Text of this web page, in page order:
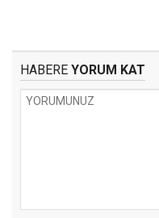
HABERE YORUM KAT